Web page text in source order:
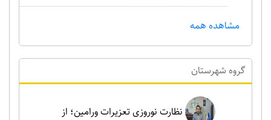
مشاهده همه
گروه شهرستان
نظارت نوروزی تعزیرات ورامین؛ از